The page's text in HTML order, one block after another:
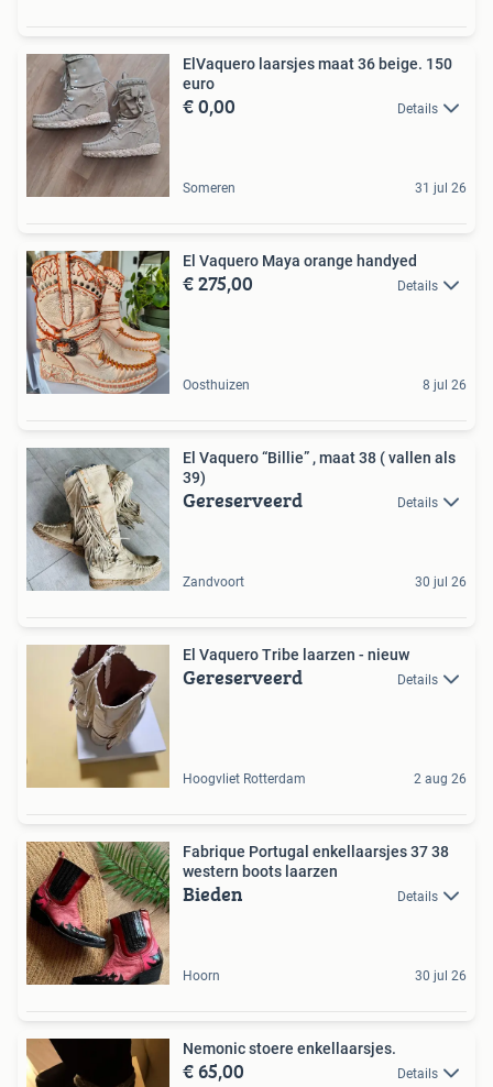
ElVaquero laarsjes maat 36 beige. 150
euro
€ 0,00 Details
Someren 31 jul 26
El Vaquero Maya orange handyed
€ 275,00 Details
Oosthuizen 8 jul 26
El Vaquero “Billie” , maat 38 ( vallen als
39)
Gereserveerd Details
Zandvoort 30 jul 26
El Vaquero Tribe laarzen - nieuw
Gereserveerd Details
Hoogvliet Rotterdam 2 aug 26
Fabrique Portugal enkellaarsjes 37 38
western boots laarzen
Bieden Details
Hoorn 30 jul 26
Nemonic stoere enkellaarsjes.
€ 65,00 Details